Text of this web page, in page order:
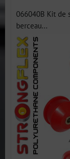
066040B Kit de
berceau...